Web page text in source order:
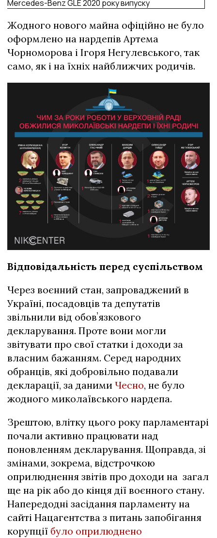
Mercedes-Benz GLE 2020 року випуску
Жодного нового майна офіційно не було
оформлено на нардепів Артема
Чорноморова і Ігоря Негулевського, так
само, як і на їхніх найближчих родичів.
Відповідальність перед суспільством
Через воєнний стан, запроваджений в
Україні, посадовців та депутатів
звільнили від обовʼязкового
декларування. Проте вони могли
звітувати про свої статки і доходи за
власним бажанням. Серед народних
обранців, які добровільно подавали
декларації, за даними Чесно, не було
жодного миколаївського нардепа.
Зрештою, влітку цього року парламентарі
почали активно працювати над
поновленням декларування. Щоправда, зі
змінами, зокрема, відстрочкою
оприлюднення звітів про доходи на загал
ще на рік або до кінця дії воєнного стану.
Напередодні засідання парламенту на
сайті Нацагентства з питань запобігання
корупції було оприлюднено